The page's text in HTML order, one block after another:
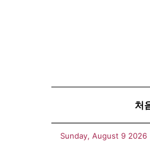
처
Sunday, August 9 2026